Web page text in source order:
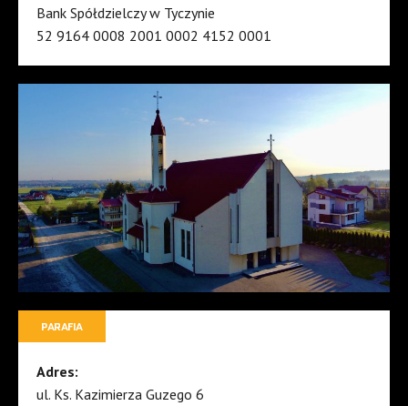
Bank Spółdzielczy w Tyczynie
52 9164 0008 2001 0002 4152 0001
PARAFIA
Adres:
ul. Ks. Kazimierza Guzego 6